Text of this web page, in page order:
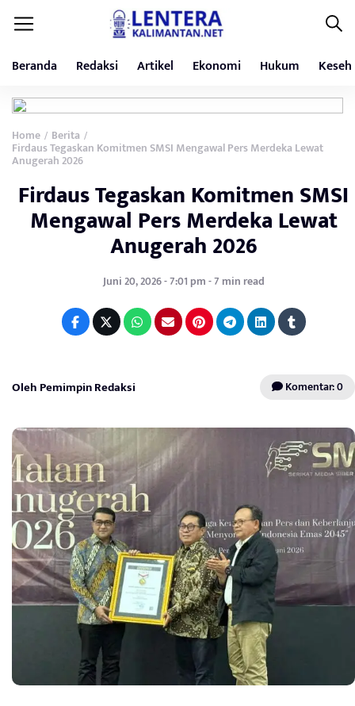
Beranda Redaksi Artikel Ekonomi Hukum
Home / Berita /
Firdaus Tegaskan Komitmen SMSI Mengawal Pers Merdeka Lewat
Anugerah 2026
Firdaus Tegaskan Komitmen SMSI
Mengawal Pers Merdeka Lewat
Anugerah 2026
Juni 20, 2026 - 7:01 pm - 7 min read
Oleh Pemimpin Redaksi Komentar: 0